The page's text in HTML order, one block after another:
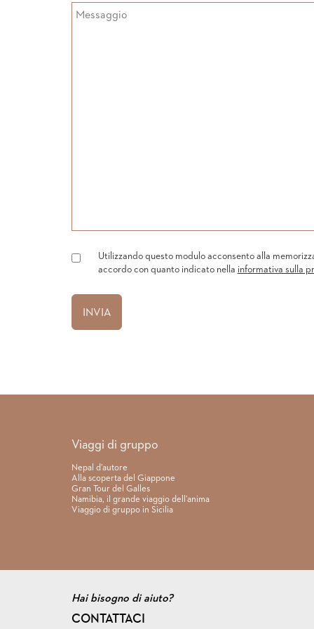
Utilizzando questo modulo acconsento alla
accordo con quanto indicato nella informativa sulla
Viaggi di gruppo
Nepal d’autore
Alla scoperta del Giappone
Gran Tour del Galles
Namibia, il grande viaggio dell’anima
Viaggio di gruppo in Sicilia
Hai bisogno di aiuto?
CONTATTACI